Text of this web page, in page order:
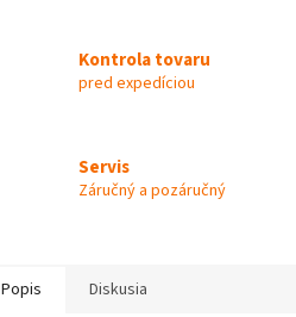
Kontrola tovaru
pred expedíciou
Servis
Záručný a pozáručný
Popis Diskusia